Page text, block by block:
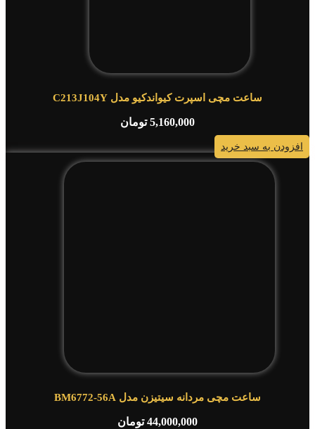
ساعت مچی اسپرت کیواندکیو مدل C213J104Y
5,160,000 تومان
افزودن به سبد خرید
ساعت مچی مردانه سیتیزن مدل BM6772-56A
44,000,000 تومان